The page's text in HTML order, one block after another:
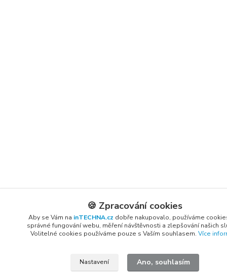
🍪 Zpracování cookies
Aby se Vám na inTECHNA.cz dobře nakupovalo, používáme
správné fungování webu, měření návštěvnosti a zlepšování našich
Volitelné cookies používáme pouze s Vaším souhlasem. Více
Nastavení Ano, souhlasím